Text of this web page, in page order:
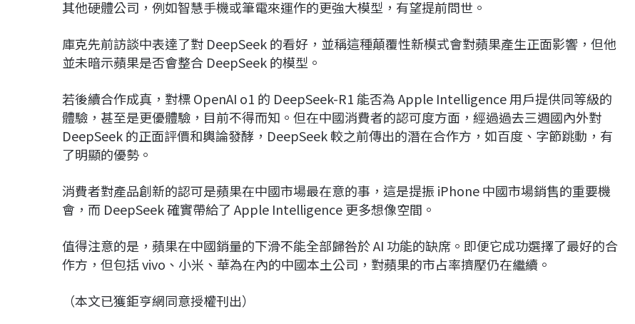
其他硬體公司，例如智慧手機或筆電來運作的更強大模型，有望提前問世。
庫克先前訪談中表達了對 DeepSeek 的看好，並稱這種顛覆性新模式會對蘋果產生正面影響，但他
並未暗示蘋果是否會整合 DeepSeek 的模型。
若後續合作成真，對標 OpenAI o1 的 DeepSeek-R1 能否為 Apple Intelligence 用戶提供同等級的
體驗，甚至是更優體驗，目前不得而知。但在中國消費者的認可度方面，經過過去三週國內外對
DeepSeek 的正面評價和輿論發酵，DeepSeek 較之前傳出的潛在合作方，如百度、字節跳動，有
了明顯的優勢。
消費者對產品創新的認可是蘋果在中國市場最在意的事，這是提振 iPhone 中國市場銷售的重要機
會，而 DeepSeek 確實帶給了 Apple Intelligence 更多想像空間。
值得注意的是，蘋果在中國銷量的下滑不能全部歸咎於 AI 功能的缺席。即便它成功選擇了最好的合
作方，但包括 vivo、小米、華為在內的中國本土公司，對蘋果的市占率擠壓仍在繼續。
（本文已獲鉅亨網同意授權刊出）